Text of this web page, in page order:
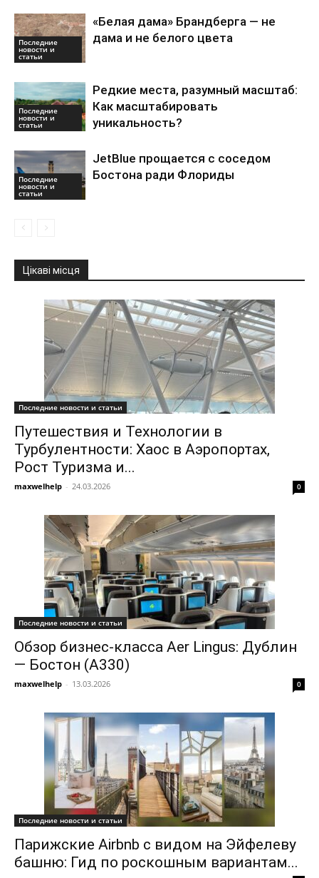
Последние
новости и
статьи
«Белая дама» Брандберга — не
дама и не белого цвета
Последние
новости и
статьи
Редкие места, разумный масштаб:
Как масштабировать
уникальность?
Последние
новости и
статьи
JetBlue прощается с соседом
Бостона ради Флориды
Цікаві місця
Последние новости и статьи
Путешествия и Технологии в
Турбулентности: Хаос в Аэропортах,
Рост Туризма и...
maxwelhelp - 24.03.2026 0
Последние новости и статьи
Обзор бизнес-класса Aer Lingus: Дублин
— Бостон (A330)
maxwelhelp - 13.03.2026 0
Последние новости и статьи
Парижские Airbnb с видом на Эйфелеву
башню: Гид по роскошным вариантам...